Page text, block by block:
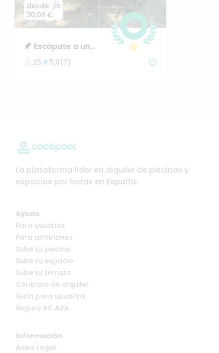
desde
30,00 €
/h
🍂 Escápate a un
entorno
único
protegido
25 5,0(7)
La plataforma líder en alquiler de piscinas y
espacios por horas en España.
Ayuda
Para usuarios
Para anfitriones
Sube tu piscina
Sube tu espacio
Sube tu terraza
Contrato de alquiler
Guía para usuarios
Seguro RC AXA
Información
Aviso Legal